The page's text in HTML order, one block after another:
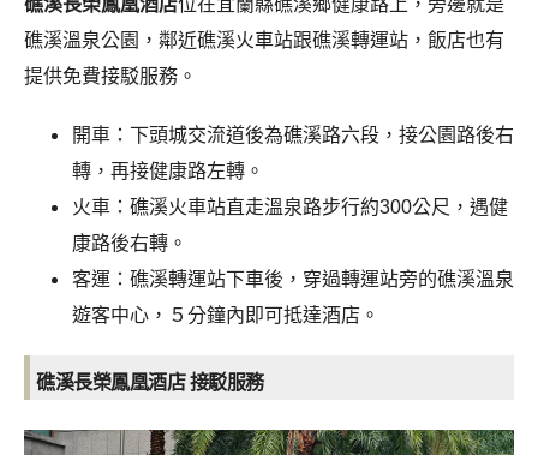
礁溪長榮鳳凰酒店位在宜蘭縣礁溪鄉健康路上，旁邊就是
礁溪溫泉公園，鄰近礁溪火車站跟礁溪轉運站，飯店也有
提供免費接駁服務。
開車：下頭城交流道後為礁溪路六段，接公園路後右
轉，再接健康路左轉。
火車：礁溪火車站直走溫泉路步行約300公尺，遇健
康路後右轉。
客運：礁溪轉運站下車後，穿過轉運站旁的礁溪溫泉
遊客中心，５分鐘內即可抵達酒店。
礁溪長榮鳳凰酒店 接駁服務